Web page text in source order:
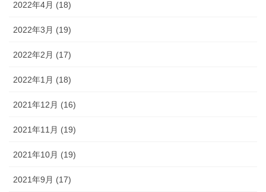
2022年4月 (18)
2022年3月 (19)
2022年2月 (17)
2022年1月 (18)
2021年12月 (16)
2021年11月 (19)
2021年10月 (19)
2021年9月 (17)